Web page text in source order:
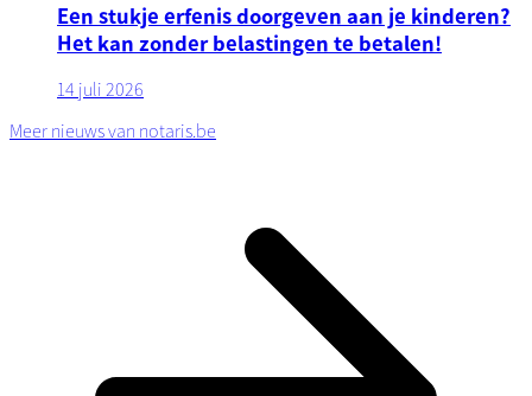
Een stukje erfenis doorgeven aan je kinderen?
Het kan zonder belastingen te betalen!
14 juli 2026
Meer nieuws van notaris.be